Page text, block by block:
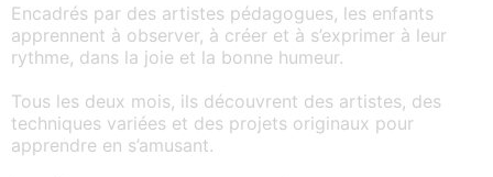
Encadrés par des artistes pédagogues, les enfants
apprennent à observer, à créer et à s’exprimer à leur
rythme, dans la joie et la bonne humeur.
Tous les deux mois, ils découvrent des artistes, des
techniques variées et des projets originaux pour
apprendre en s’amusant.